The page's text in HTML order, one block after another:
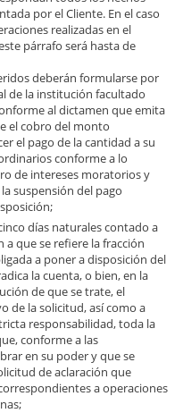
por el Cliente. En el caso
realizadas en el
párrafo será hasta de
deberán formularse por
de la institución facultado
al dictamen que emita
el cobro del monto
el pago de la cantidad a su
conforme a lo
de intereses moratorios y
suspensión del pago
días naturales contado a
que se refiere la fracción
a poner a disposición del
la cuenta, o bien, en la
de que se trate, el
de la solicitud, así como a
responsabilidad, toda la
conforme a las
en su poder y que se
de aclaración que
a operaciones